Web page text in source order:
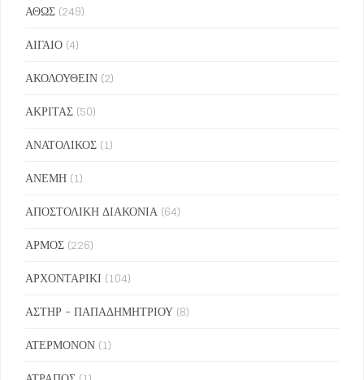
ΑΘΩΣ (249)
ΑΙΓΑΙΟ (4)
ΑΚΟΛΟΥΘΕΙΝ (2)
ΑΚΡΙΤΑΣ (50)
ΑΝΑΤΟΛΙΚΟΣ (1)
ΑΝΕΜΗ (1)
ΑΠΟΣΤΟΛΙΚΗ ΔΙΑΚΟΝΙΑ (64)
ΑΡΜΟΣ (226)
ΑΡΧΟΝΤΑΡΙΚΙ (104)
ΑΣΤΗΡ - ΠΑΠΑΔΗΜΗΤΡΙΟΥ (8)
ΑΤΕΡΜΟΝΟΝ (1)